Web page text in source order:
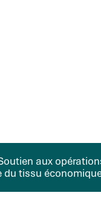
aux
tissu